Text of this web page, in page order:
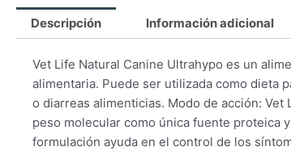
Descripción Información adicional
Vet Life Natural Canine Ultrahypo es un
alimentaria. Puede ser utilizada como dieta
o diarreas alimenticias. Modo de acción:
peso molecular como única fuente proteica
formulación ayuda en el control de los